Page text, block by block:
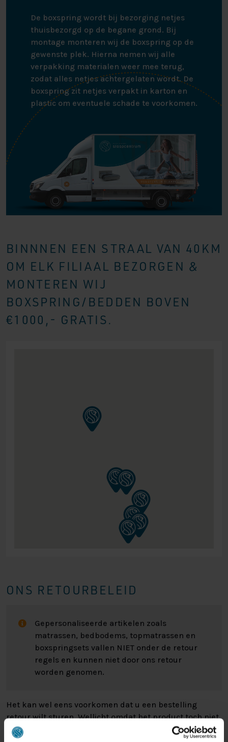
De boxspring wordt bij bezorging netjes
thuisbezorgd op de begane grond. Bij
montage monteren wij de boxspring op de
gewenste plek. Hierna nemen wij alle
verpakking materialen weer mee terug,
zodat alles netjes achtergelaten wordt. De
boxspring zit netjes verpakt in karton en
plastic om eventuele schade te voorkomen.
BINNNEN EEN STRAAL VAN 40KM
OM ELK FILIAAL BEZORGEN &
MONTEREN WIJ
BOXSPRING/BEDDEN BOVEN
€1000,- GRATIS.
ONS RETOURBELEID
Gepersonaliseerde artikelen zoals
matrassen, bedbodems, topmatrassen en
boxspringsets vallen NIET onder de retour
regels en kunnen niet door ons retour
worden genomen.
Het kan wel eens voorkomen dat u een bestelling
retour wilt sturen. Wellicht omdat het product toch niet
bevalt of misschien dat er een andere reden is waarom